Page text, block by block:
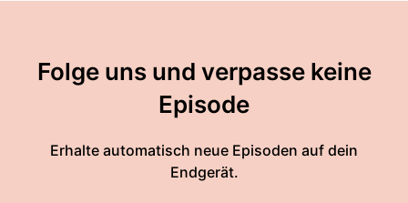
Folge uns und verpasse keine
Episode
Erhalte automatisch neue Episoden auf dein
Endgerät.